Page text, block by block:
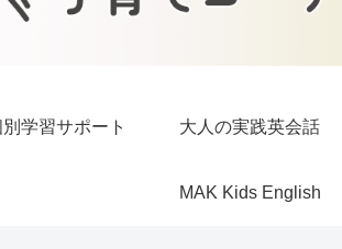
学習サポート 大人の実践英会話
MAK Kids English